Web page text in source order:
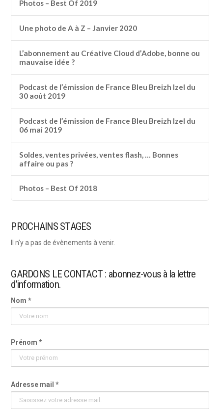
Photos – Best Of 2019
Une photo de A à Z – Janvier 2020
L’abonnement au Créative Cloud d’Adobe, bonne ou
mauvaise idée ?
Podcast de l’émission de France Bleu Breizh Izel du
30 août 2019
Podcast de l’émission de France Bleu Breizh Izel du
06 mai 2019
Soldes, ventes privées, ventes flash, … Bonnes
affaire ou pas ?
Photos – Best Of 2018
PROCHAINS STAGES
Il n’y a pas de évènements à venir.
GARDONS LE CONTACT : abonnez-vous à la lettre
d’information.
Nom *
Prénom *
Adresse mail *